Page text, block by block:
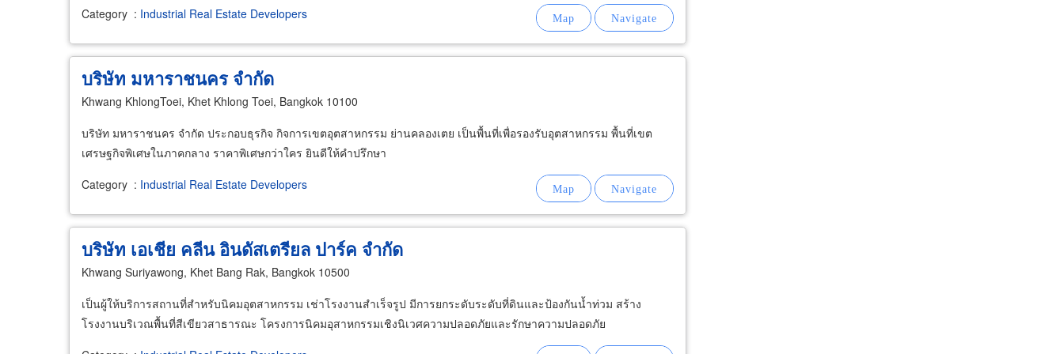
Category : Industrial Real Estate Developers
บริษัท มหาราชนคร จำกัด
Khwang KhlongToei, Khet Khlong Toei, Bangkok 10100
บริษัท มหาราชนคร จำกัด ประกอบธุรกิจ กิจการเขตอุตสาหกรรม ย่านคลองเตย เป็นพื้นที่เพื่อรองรับอุตสาหกรรม พื้นที่เขต
เศรษฐกิจพิเศษในภาคกลาง ราคาพิเศษกว่าใคร ยินดีให้คำปรึกษา
Category : Industrial Real Estate Developers
บริษัท เอเชีย คลีน อินดัสเตรียล ปาร์ค จำกัด
Khwang Suriyawong, Khet Bang Rak, Bangkok 10500
เป็นผู้ให้บริการสถานที่สำหรับนิคมอุตสาหกรรม เช่าโรงงานสำเร็จรูป มีการยกระดับระดับที่ดินและป้องกันน้ำท่วม สร้าง
โรงงานบริเวณพื้นที่สีเขียวสาธารณะ โครงการนิคมอุสาหกรรมเชิงนิเวศความปลอดภัยและรักษาความปลอดภัย